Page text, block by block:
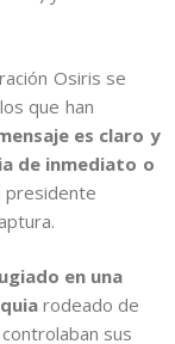
Osiris se
que han
es claro y
de inmediato o
presidente
en una
rodeado de
sus